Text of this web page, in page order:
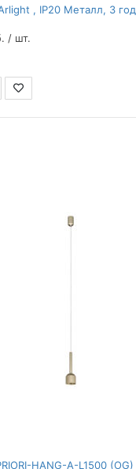
, IP20 Металл, 3
/ шт.
HANG-A-L1500